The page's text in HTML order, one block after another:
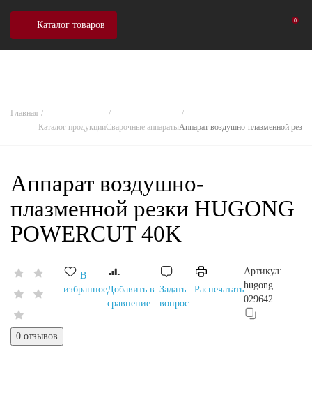
Каталог товаров 0
Главная
Каталог продукцииСварочные аппаратыАппарат воздушно-плазменной
Аппарат воздушно-
плазменной резки HUGONG
POWERCUT 40K
0 отзывов
В
избранноеДобавить в
сравнение
Задать
вопрос
Распечатать
Артикул:
hugong
029642